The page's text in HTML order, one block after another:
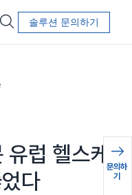
솔루션 문의하기
럽 헬스케
다
문의하
기